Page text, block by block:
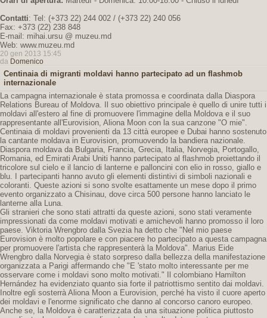
Contatti: Tel: (+373 22) 244 002 / (+373 22) 240 056
Fax: +373 (22) 238 848
E-mail: mihai.ursu @ muzeu.md
Web: www.muzeu.md
20 gen 2013 15:45
da Domenico
Centinaia di migranti moldavi hanno partecipato ad un flashmob
internazionale
La campagna internazionale è stata promossa e coordinata dalla Diaspora
Relations Bureau of Moldova. Il suo obiettivo principale è quello di unire tutti i
moldavi all'estero al fine di promuovere l'immagine della Moldova e il suo
rappresentante all'Eurovision, Aliona Moon con la sua canzone "O mie".
Centinaia di moldavi provenienti da 13 città europee e Dubai hanno sostenuto
la cantante moldava in Eurovision, promuovendo la bandiera nazionale.
Diaspora moldava da Bulgaria, Francia, Grecia, Italia, Norvegia, Portogallo,
Romania, ed Emirati Arabi Uniti hanno partecipato al flashmob proiettando il
tricolore sul cielo e il lancio di lanterne e palloncini con elio in rosso, giallo e
blu. I partecipanti hanno avuto gli elementi distintivi di simboli nazionali e
coloranti. Queste azioni si sono svolte esattamente un mese dopo il primo
evento organizzato a Chisinau, dove circa 500 persone hanno lanciato le
lanterne alla Luna.
Gli stranieri che sono stati attratti da queste azioni, sono stati veramente
impressionati da come moldavi motivati ​​e amichevoli hanno promosso il loro
paese. Viktoria Wrengbro dalla Svezia ha detto che "Nel mio paese
Eurovision è molto popolare e con piacere ho partecipato a questa campagna
per promuovere l'artista che rappresenterà la Moldova". Marius Eide
Wrengbro dalla Norvegia è stato sorpreso dalla bellezza della manifestazione
organizzata a Parigi affermando che "E 'stato molto interessante per me
osservare come i moldavi sono molto motivati." Il colombiano Hamilton
Hernández ha evidenziato quanto sia forte il patriottismo sentito dai moldavi.
Inoltre egli sosterrà Aliona Moon a Eurovision, perché ha visto il cuore aperto
dei moldavi e l'enorme significato che danno al concorso canoro europeo.
Anche se, la Moldova è caratterizzata da una situazione politica piuttosto